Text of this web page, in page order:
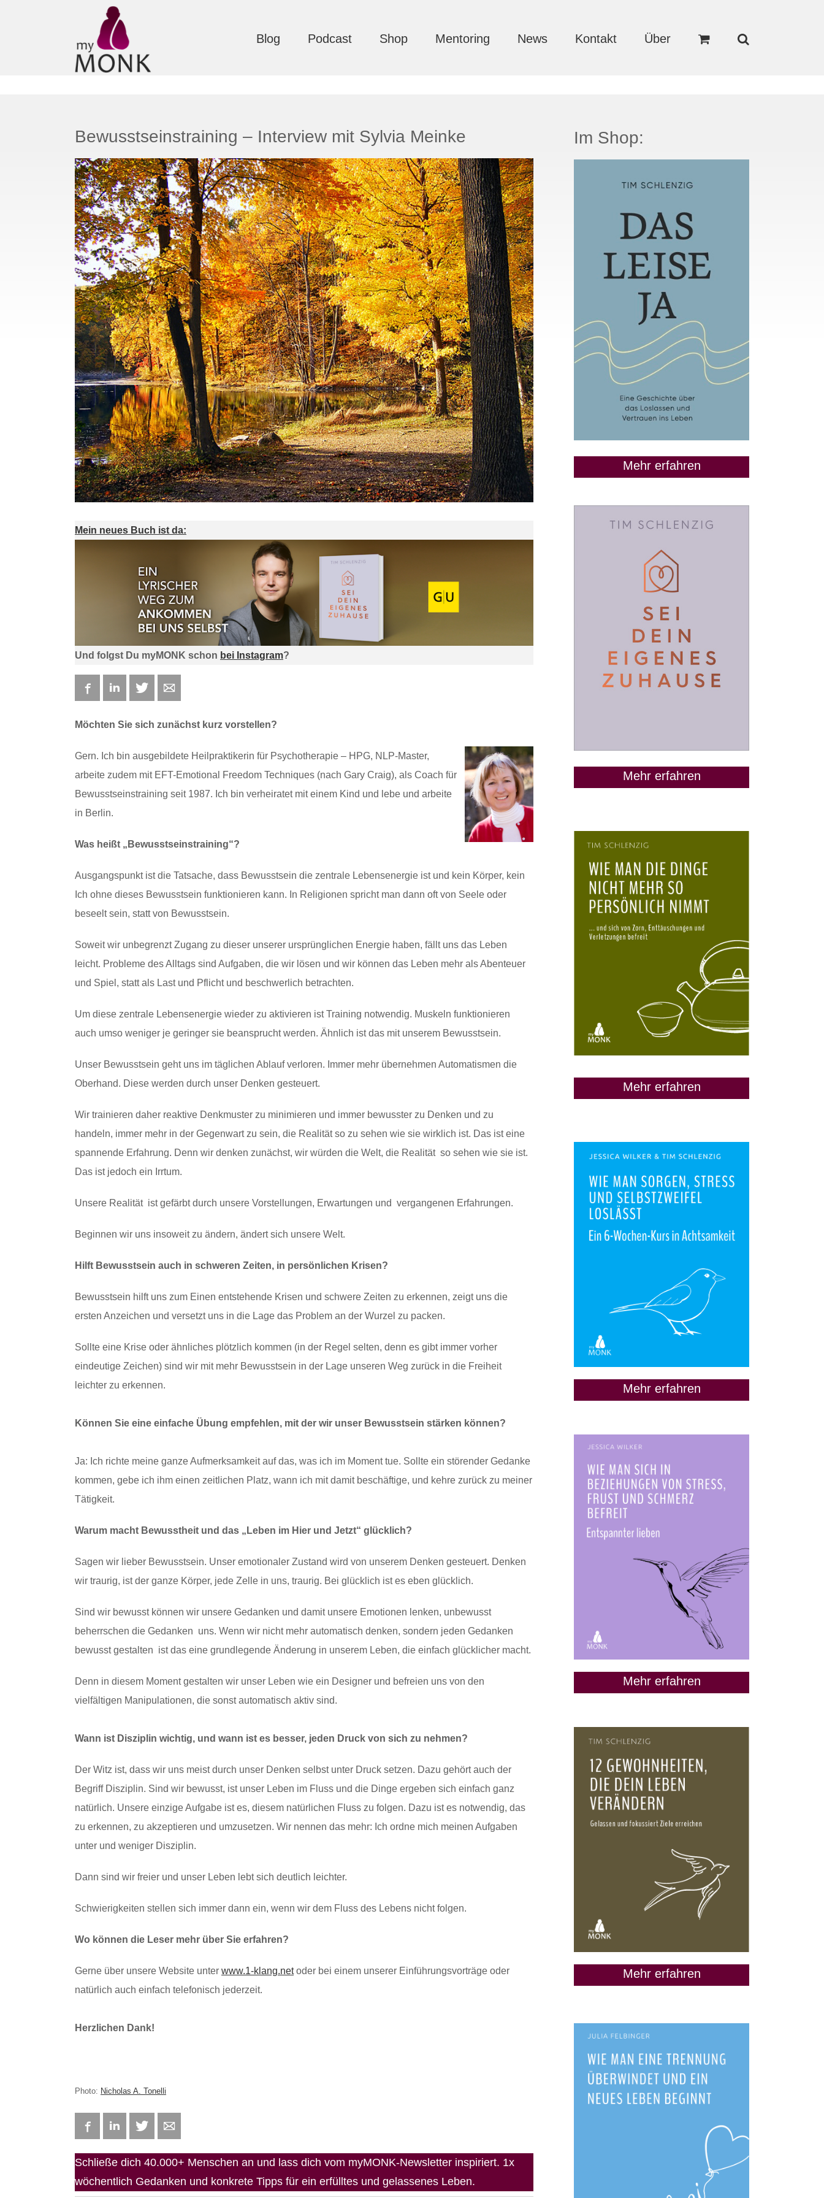
Blog Podcast Shop Mentoring News Kontakt Über
Bewusstseinstraining – Interview mit Sylvia Meinke
Mein neues Buch ist da:
Und folgst Du myMONK schon bei Instagram?
FacebookLinkedIn Twitter
Möchten Sie sich zunächst kurz vorstellen?
Gern. Ich bin ausgebildete Heilpraktikerin für Psychotherapie – HPG, NLP-Master,
arbeite zudem mit EFT-Emotional Freedom Techniques (nach Gary Craig), als Coach für
Bewusstseinstraining seit 1987. Ich bin verheiratet mit einem Kind und lebe und arbeite
in Berlin.
Was heißt „Bewusstseinstraining“?
Ausgangspunkt ist die Tatsache, dass Bewusstsein die zentrale Lebensenergie ist und kein Körper, kein
Ich ohne dieses Bewusstsein funktionieren kann. In Religionen spricht man dann oft von Seele oder
beseelt sein, statt von Bewusstsein.
Soweit wir unbegrenzt Zugang zu dieser unserer ursprünglichen Energie haben, fällt uns das Leben
leicht. Probleme des Alltags sind Aufgaben, die wir lösen und wir können das Leben mehr als Abenteuer
und Spiel, statt als Last und Pflicht und beschwerlich betrachten.
Um diese zentrale Lebensenergie wieder zu aktivieren ist Training notwendig. Muskeln funktionieren
auch umso weniger je geringer sie beansprucht werden. Ähnlich ist das mit unserem Bewusstsein.
Unser Bewusstsein geht uns im täglichen Ablauf verloren. Immer mehr übernehmen Automatismen die
Oberhand. Diese werden durch unser Denken gesteuert.
Wir trainieren daher reaktive Denkmuster zu minimieren und immer bewusster zu Denken und zu
handeln, immer mehr in der Gegenwart zu sein, die Realität so zu sehen wie sie wirklich ist. Das ist eine
spannende Erfahrung. Denn wir denken zunächst, wir würden die Welt, die Realität so sehen wie sie ist.
Das ist jedoch ein Irrtum.
Unsere Realität ist gefärbt durch unsere Vorstellungen, Erwartungen und vergangenen Erfahrungen.
Beginnen wir uns insoweit zu ändern, ändert sich unsere Welt.
Hilft Bewusstsein auch in schweren Zeiten, in persönlichen Krisen?
Bewusstsein hilft uns zum Einen entstehende Krisen und schwere Zeiten zu erkennen, zeigt uns die
ersten Anzeichen und versetzt uns in die Lage das Problem an der Wurzel zu packen.
Sollte eine Krise oder ähnliches plötzlich kommen (in der Regel selten, denn es gibt immer vorher
eindeutige Zeichen) sind wir mit mehr Bewusstsein in der Lage unseren Weg zurück in die Freiheit
leichter zu erkennen.
Können Sie eine einfache Übung empfehlen, mit der wir unser Bewusstsein stärken können?
Ja: Ich richte meine ganze Aufmerksamkeit auf das, was ich im Moment tue. Sollte ein störender Gedanke
kommen, gebe ich ihm einen zeitlichen Platz, wann ich mit damit beschäftige, und kehre zurück zu meiner
Tätigkeit.
Warum macht Bewusstheit und das „Leben im Hier und Jetzt“ glücklich?
Sagen wir lieber Bewusstsein. Unser emotionaler Zustand wird von unserem Denken gesteuert. Denken
wir traurig, ist der ganze Körper, jede Zelle in uns, traurig. Bei glücklich ist es eben glücklich.
Sind wir bewusst können wir unsere Gedanken und damit unsere Emotionen lenken, unbewusst
beherrschen die Gedanken uns. Wenn wir nicht mehr automatisch denken, sondern jeden Gedanken
bewusst gestalten ist das eine grundlegende Änderung in unserem Leben, die einfach glücklicher macht.
Denn in diesem Moment gestalten wir unser Leben wie ein Designer und befreien uns von den
vielfältigen Manipulationen, die sonst automatisch aktiv sind.
Wann ist Disziplin wichtig, und wann ist es besser, jeden Druck von sich zu nehmen?
Der Witz ist, dass wir uns meist durch unser Denken selbst unter Druck setzen. Dazu gehört auch der
Begriff Disziplin. Sind wir bewusst, ist unser Leben im Fluss und die Dinge ergeben sich einfach ganz
natürlich. Unsere einzige Aufgabe ist es, diesem natürlichen Fluss zu folgen. Dazu ist es notwendig, das
zu erkennen, zu akzeptieren und umzusetzen. Wir nennen das mehr: Ich ordne mich meinen Aufgaben
unter und weniger Disziplin.
Dann sind wir freier und unser Leben lebt sich deutlich leichter.
Schwierigkeiten stellen sich immer dann ein, wenn wir dem Fluss des Lebens nicht folgen.
Wo können die Leser mehr über Sie erfahren?
Gerne über unsere Website unter www.1-klang.netoder bei einem unserer Einführungsvorträge oder
natürlich auch einfach telefonisch jederzeit.
Herzlichen Dank!
Photo: Nicholas A. Tonelli
FacebookLinkedIn Twitter
Schließe dich 40.000+ Menschen an und lass dich vom myMONK-Newsletter inspiriert. 1x
wöchentlich Gedanken und konkrete Tipps für ein erfülltes und gelassenes Leben.
Im Shop:
Mehr erfahren
Mehr erfahren
Mehr erfahren
Mehr erfahren
Mehr erfahren
Mehr erfahren